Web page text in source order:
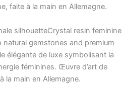
faite à la main en Allemagne.
silhouetteCrystal resin feminine
gemstones and premium
élégante de luxe symbolisant la
féminines. Œuvre d’art de
la main en Allemagne.